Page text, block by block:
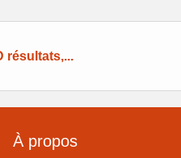
résultats,...
À propos